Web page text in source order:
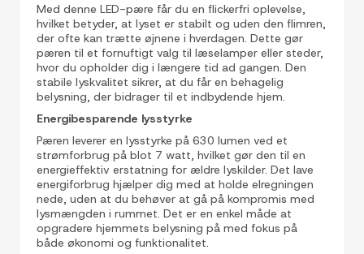
Med denne LED-pære får du en flickerfri oplevelse,
hvilket betyder, at lyset er stabilt og uden den flimren,
der ofte kan trætte øjnene i hverdagen. Dette gør
pæren til et fornuftigt valg til læselamper eller steder,
hvor du opholder dig i længere tid ad gangen. Den
stabile lyskvalitet sikrer, at du får en behagelig
belysning, der bidrager til et indbydende hjem.
Energibesparende lysstyrke
Pæren leverer en lysstyrke på 630 lumen ved et
strømforbrug på blot 7 watt, hvilket gør den til en
energieffektiv erstatning for ældre lyskilder. Det lave
energiforbrug hjælper dig med at holde elregningen
nede, uden at du behøver at gå på kompromis med
lysmængden i rummet. Det er en enkel måde at
opgradere hjemmets belysning på med fokus på
både økonomi og funktionalitet.